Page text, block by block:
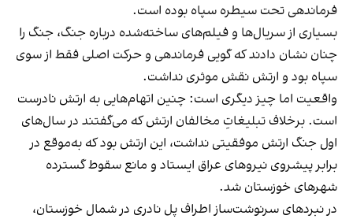
فرماندهی تحت سیطره سپاه بوده است.
بسیاری از سریال‌ها و فیلم‌های ساخته‌شده درباره جنگ، جنگ را
چنان نشان دادند که گویی فرماندهی و حرکت اصلی فقط از سوی
سپاه بود و ارتش نقش موثری نداشت.
واقعیت اما چیز دیگری است: چنین اتهام‌هایی به ارتش نادرست
است. برخلاف تبلیغاتِ مخالفان ارتش که می‌گفتند در سال‌های
اول جنگ ارتش موفقیتی نداشت، این ارتش بود که به‌موقع در
برابر پیشروی نیروهای عراق ایستاد و مانع سقوط گسترده
شهرهای خوزستان شد.
در نبردهای سرنوشت‌ساز اطراف پل نادری در شمال خوزستان،